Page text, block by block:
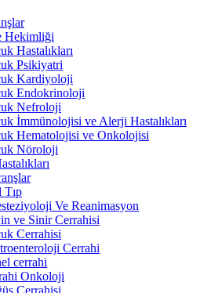
Hekimliği
Hastalıkları
Psikiyatri
Kardiyoloji
Endokrinoloji
Nefroloji
İmmünolojisi ve Alerji Hastalıkları
Hematolojisi ve Onkolojisi
Nöroloji
Tıp
Ve Reanimasyon
ve Sinir Cerrahisi
Cerrahisi
Cerrahi
cerrahi
Onkoloji
Cerrahisi